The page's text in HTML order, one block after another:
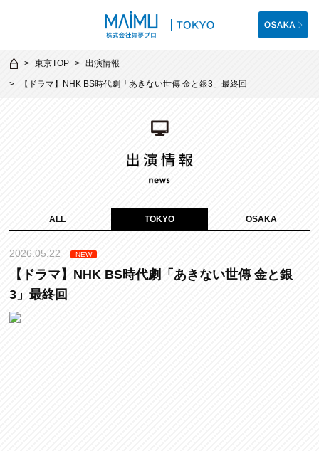
東京TOP 出演情報
【ドラマ】NHK BS時代劇「あきない世傳 金と銀3」最終回
ALL TOKYO OSAKA
2026.05.22 NEW
【ドラマ】NHK BS時代劇「あきない世傳 金と銀
3」最終回